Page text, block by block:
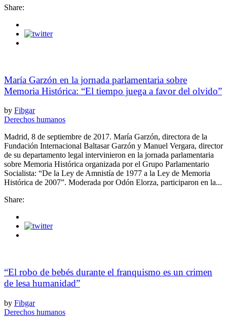
Share:
María Garzón en la jornada parlamentaria sobre
Memoria Histórica: “El tiempo juega a favor del olvido”
by Fibgar
Derechos humanos
Madrid, 8 de septiembre de 2017. María Garzón, directora de la
Fundación Internacional Baltasar Garzón y Manuel Vergara, director
de su departamento legal intervinieron en la jornada parlamentaria
sobre Memoria Histórica organizada por el Grupo Parlamentario
Socialista: “De la Ley de Amnistía de 1977 a la Ley de Memoria
Histórica de 2007”. Moderada por Odón Elorza, participaron en la...
Share:
“El robo de bebés durante el franquismo es un crimen
de lesa humanidad”
by Fibgar
Derechos humanos